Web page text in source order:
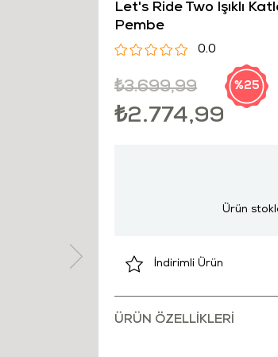
Let's Ride Two Işıklı
Pembe
0.0
₺3.699,99
₺2.774,99
25
Ürün
İndirimli Ürün
ÜRÜN ÖZELLIKLERI